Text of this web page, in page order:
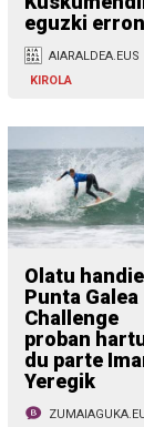
eguzki
AIARALDEA.EUS
KIROLA
Olatu
Punta Galea
Challenge
proban
du parte
Yeregik